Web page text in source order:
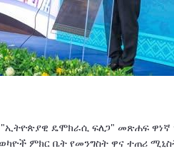
"ኢትዮጵያዊ ዴሞክራሲ ፍለጋ" መጽሐፍ
ምክር ቤት የመንግስት ዋና ተጠሪ